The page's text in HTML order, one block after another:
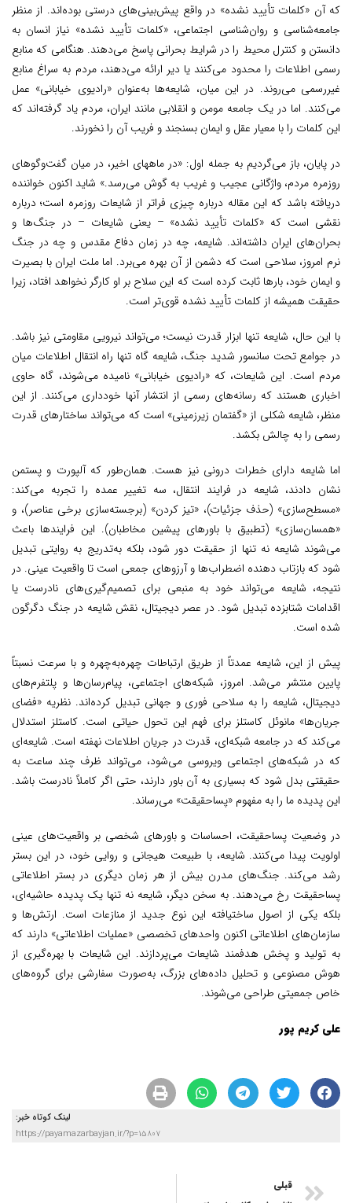
که آن «کلمات تأیید نشده» در واقع پیش‌بینی‌های درستی بوده‌اند. از منظر
جامعه‌شناسی و روان‌شناسی اجتماعی، «کلمات تأیید نشده» نیاز انسان به
دانستن و کنترل محیط را در شرایط بحرانی پاسخ می‌دهند. هنگامی که منابع
رسمی اطلاعات را محدود می‌کنند یا دیر ارائه می‌دهند، مردم به سراغ منابع
غیررسمی می‌روند. در این میان، شایعه‌ها به‌عنوان «رادیوی خیابانی» عمل
می‌کنند. اما در یک جامعه مومن و انقلابی مانند ایران، مردم یاد گرفته‌اند که
این کلمات را با معیار عقل و ایمان بسنجند و فریب آن را نخورند.
در پایان، باز می‌گردیم به جمله اول: «در ماههای اخیر، در میان گفت‌وگوهای
روزمره مردم، واژگانی عجیب و غریب به گوش می‌رسد.» شاید اکنون خواننده
دریافته باشد که این مقاله درباره چیزی فراتر از شایعات روزمره است؛ درباره
نقشی است که «کلمات تأیید نشده» – یعنی شایعات – در جنگ‌ها و
بحران‌های ایران داشته‌اند. شایعه، چه در زمان دفاع مقدس و چه در جنگ
نرم امروز، سلاحی است که دشمن از آن بهره می‌برد. اما ملت ایران با بصیرت
و ایمان خود، بارها ثابت کرده است که این سلاح بر او کارگر نخواهد افتاد، زیرا
حقیقت همیشه از کلمات تأیید نشده قوی‌تر است.
با این حال، شایعه تنها ابزار قدرت نیست؛ می‌تواند نیرویی مقاومتی نیز باشد.
در جوامع تحت سانسور شدید جنگ، شایعه گاه تنها راه انتقال اطلاعات میان
مردم است. این شایعات، که «رادیوی خیابانی» نامیده می‌شوند، گاه حاوی
اخباری هستند که رسانه‌های رسمی از انتشار آنها خودداری می‌کنند. از این
منظر، شایعه شکلی از «گفتمان زیرزمینی» است که می‌تواند ساختارهای قدرت
رسمی را به چالش بکشد.
اما شایعه دارای خطرات درونی نیز هست. همان‌طور که آلپورت و پستمن
نشان دادند، شایعه در فرایند انتقال، سه تغییر عمده را تجربه می‌کند:
«مسطح‌سازی» (حذف جزئیات)، «تیز کردن» (برجسته‌سازی برخی عناصر)، و
«همسان‌سازی» (تطبیق با باورهای پیشین مخاطبان). این فرایندها باعث
می‌شوند شایعه نه تنها از حقیقت دور شود، بلکه به‌تدریج به روایتی تبدیل
شود که بازتاب دهنده اضطراب‌ها و آرزوهای جمعی است تا واقعیت عینی. در
نتیجه، شایعه می‌تواند خود به منبعی برای تصمیم‌گیری‌های نادرست یا
اقدامات شتابزده تبدیل شود. در عصر دیجیتال، نقش شایعه در جنگ دگرگون
شده است.
پیش از این، شایعه عمدتاً از طریق ارتباطات چهره‌به‌چهره و با سرعت نسبتاً
پایین منتشر می‌شد. امروز، شبکه‌های اجتماعی، پیام‌رسان‌ها و پلتفرم‌های
دیجیتال، شایعه را به سلاحی فوری و جهانی تبدیل کرده‌اند. نظریه «فضای
جریان‌ها» مانوئل کاستلز برای فهم این تحول حیاتی است. کاستلز استدلال
می‌کند که در جامعه شبکه‌ای، قدرت در جریان اطلاعات نهفته است. شایعه‌ای
که در شبکه‌های اجتماعی ویروسی می‌شود، می‌تواند ظرف چند ساعت به
حقیقتی بدل شود که بسیاری به آن باور دارند، حتی اگر کاملاً نادرست باشد.
این پدیده ما را به مفهوم «پساحقیقت» می‌رساند.
در وضعیت پساحقیقت، احساسات و باورهای شخصی بر واقعیت‌های عینی
اولویت پیدا می‌کنند. شایعه، با طبیعت هیجانی و روایی خود، در این بستر
رشد می‌کند. جنگ‌های مدرن بیش از هر زمان دیگری در بستر اطلاعاتی
پساحقیقت رخ می‌دهند. به سخن دیگر، شایعه نه تنها یک پدیده حاشیه‌ای،
بلکه یکی از اصول ساختیافته این نوع جدید از منازعات است. ارتش‌ها و
سازمان‌های اطلاعاتی اکنون واحدهای تخصصی «عملیات اطلاعاتی» دارند که
به تولید و پخش هدفمند شایعات می‌پردازند. این شایعات با بهره‌گیری از
هوش مصنوعی و تحلیل داده‌های بزرگ، به‌صورت سفارشی برای گروه‌های
خاص جمعیتی طراحی می‌شوند.
علی کریم پور
لینک کوتاه خبر:
https://payamazarbayjan.ir/?p=15807
قبلی